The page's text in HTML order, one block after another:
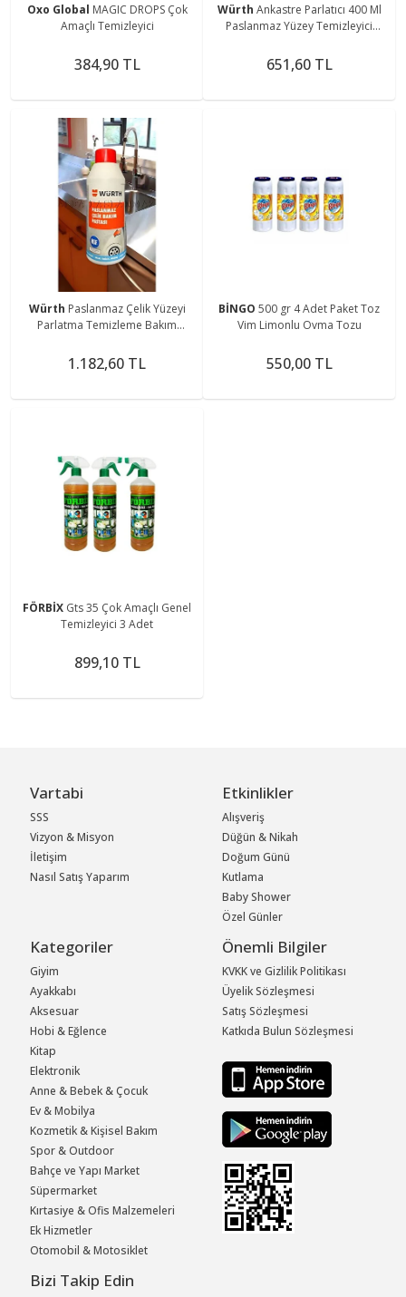
Oxo Global MAGIC DROPS Çok
Amaçlı Temizleyici
384,90 TL
Würth Ankastre Parlatıcı 400 Ml
Paslanmaz Yüzey Temizleyici
651,60 TL
Würth Paslanmaz Çelik Yüzeyi
Parlatma Temizleme Bakım
1.182,60 TL
BİNGO 500 gr 4 Adet Paket Toz
Vim Limonlu Ovma Tozu
550,00 TL
FÖRBİX Gts 35 Çok Amaçlı Genel
Temizleyici 3 Adet
899,10 TL
Vartabi
SSS
Vizyon & Misyon
İletişim
Nasıl Satış Yaparım
Etkinlikler
Alışveriş
Düğün & Nikah
Doğum Günü
Kutlama
Baby Shower
Özel Günler
Kategoriler
Giyim
Ayakkabı
Aksesuar
Hobi & Eğlence
Kitap
Elektronik
Anne & Bebek & Çocuk
Ev & Mobilya
Kozmetik & Kişisel Bakım
Spor & Outdoor
Bahçe ve Yapı Market
Süpermarket
Kırtasiye & Ofis Malzemeleri
Ek Hizmetler
Otomobil & Motosiklet
Önemli Bilgiler
KVKK ve Gizlilik Politikası
Üyelik Sözleşmesi
Satış Sözleşmesi
Katkıda Bulun Sözleşmesi
Bizi Takip Edin